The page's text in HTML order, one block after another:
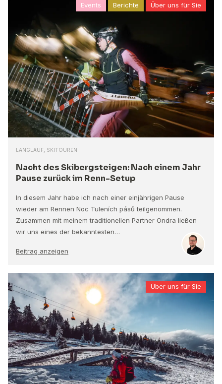
Events Berichte Über uns für Sie
LANGLAUF, SKITOUREN
Nacht des Skibergsteigen: Nach einem Jahr
Pause zurück im Renn-Setup
In diesem Jahr habe ich nach einer einjährigen Pause
wieder am Rennen Noc Tuleních pásů teilgenommen.
Zusammen mit meinem traditionellen Partner Ondra ließen
wir uns eines der bekanntesten…
Beitrag anzeigen
Über uns für Sie